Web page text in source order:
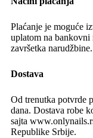
Plaćanje je moguće
uplatom na
završetka narudžbine.
Dostava
Od trenutka potvrde
dana. Dostava robe
sajta
Republike Srbije.